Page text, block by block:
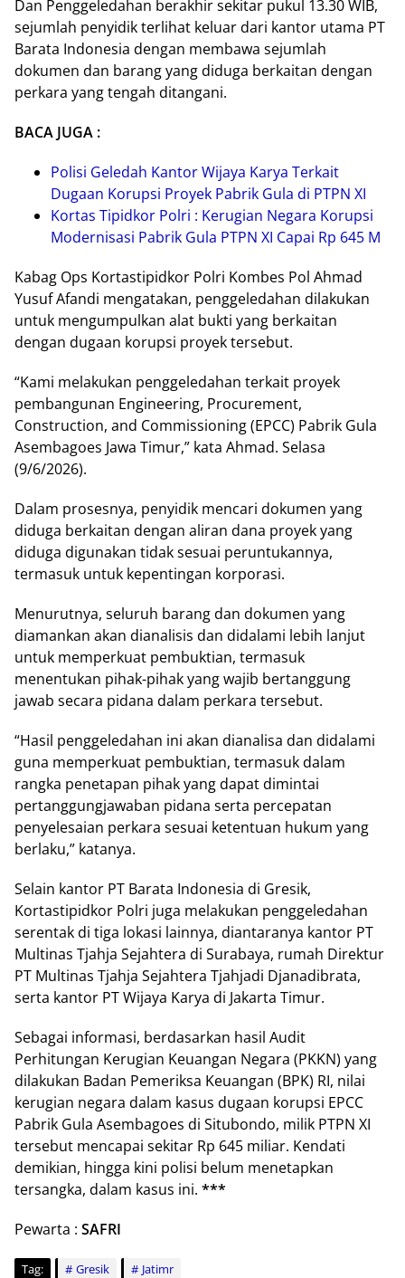
Dan Penggeledahan berakhir sekitar pukul 13.30 WIB,
sejumlah penyidik terlihat keluar dari kantor utama PT
Barata Indonesia dengan membawa sejumlah
dokumen dan barang yang diduga berkaitan dengan
perkara yang tengah ditangani.
BACA JUGA :
Polisi Geledah Kantor Wijaya Karya Terkait
Dugaan Korupsi Proyek Pabrik Gula di PTPN XI
Kortas Tipidkor Polri : Kerugian Negara Korupsi
Modernisasi Pabrik Gula PTPN XI Capai Rp 645 M
Kabag Ops Kortastipidkor Polri Kombes Pol Ahmad
Yusuf Afandi mengatakan, penggeledahan dilakukan
untuk mengumpulkan alat bukti yang berkaitan
dengan dugaan korupsi proyek tersebut.
“Kami melakukan penggeledahan terkait proyek
pembangunan Engineering, Procurement,
Construction, and Commissioning (EPCC) Pabrik Gula
Asembagoes Jawa Timur,” kata Ahmad. Selasa
(9/6/2026).
Dalam prosesnya, penyidik mencari dokumen yang
diduga berkaitan dengan aliran dana proyek yang
diduga digunakan tidak sesuai peruntukannya,
termasuk untuk kepentingan korporasi.
Menurutnya, seluruh barang dan dokumen yang
diamankan akan dianalisis dan didalami lebih lanjut
untuk memperkuat pembuktian, termasuk
menentukan pihak-pihak yang wajib bertanggung
jawab secara pidana dalam perkara tersebut.
“Hasil penggeledahan ini akan dianalisa dan didalami
guna memperkuat pembuktian, termasuk dalam
rangka penetapan pihak yang dapat dimintai
pertanggungjawaban pidana serta percepatan
penyelesaian perkara sesuai ketentuan hukum yang
berlaku,” katanya.
Selain kantor PT Barata Indonesia di Gresik,
Kortastipidkor Polri juga melakukan penggeledahan
serentak di tiga lokasi lainnya, diantaranya kantor PT
Multinas Tjahja Sejahtera di Surabaya, rumah Direktur
PT Multinas Tjahja Sejahtera Tjahjadi Djanadibrata,
serta kantor PT Wijaya Karya di Jakarta Timur.
Sebagai informasi, berdasarkan hasil Audit
Perhitungan Kerugian Keuangan Negara (PKKN) yang
dilakukan Badan Pemeriksa Keuangan (BPK) RI, nilai
kerugian negara dalam kasus dugaan korupsi EPCC
Pabrik Gula Asembagoes di Situbondo, milik PTPN XI
tersebut mencapai sekitar Rp 645 miliar. Kendati
demikian, hingga kini polisi belum menetapkan
tersangka, dalam kasus ini. ***
Pewarta : SAFRI
Tag: Gresik Jatimr